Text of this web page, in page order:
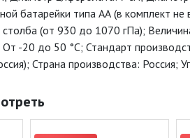
батарейки типа АА (в комплект
(от 930 до 1070 гПа);
-20 до 50 °C; Стандарт
Страна производства: